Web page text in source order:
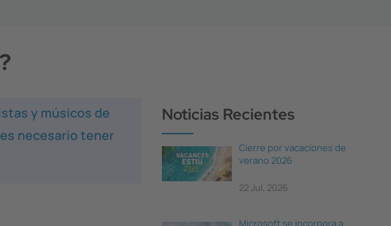
y músicos de
necesario tener
Noticias Recientes
Cierre por vacaciones de
verano 2026
22 Jul, 2026
Microsoft se incorpora a